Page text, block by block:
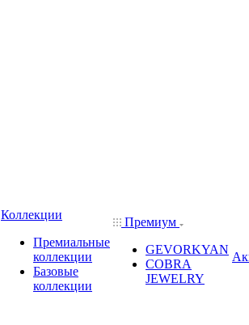
Коллекции
Премиальные
коллекции
Базовые
коллекции
Премиум
GEVORKYAN
COBRA
JEWELRY